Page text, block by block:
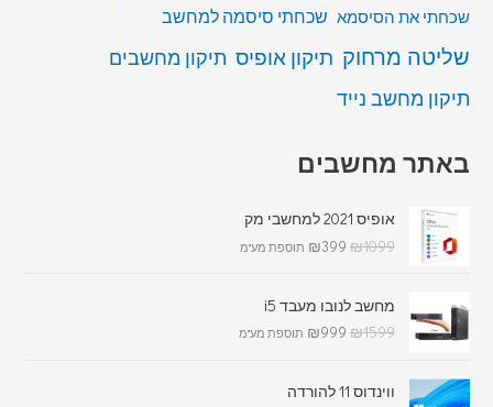
שכחתי את הסיסמא שכחתי סיסמה למחשב
שליטה מרחוק תיקון אופיס תיקון מחשבים
תיקון מחשב נייד
באתר מחשבים
אופיס 2021 למחשבי מק
₪1099
₪399 תוספת מע"מ
מחשב לנובו מעבד i5
₪1599
₪999 תוספת מע"מ
ווינדוס 11 להורדה